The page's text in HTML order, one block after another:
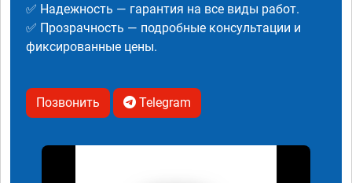
✅ Надежность — гарантия на все виды работ.
✅ Прозрачность — подробные консультации и
фиксированные цены.
Позвонить Telegram